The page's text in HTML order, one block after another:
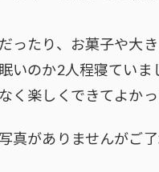
ったり、お菓子や大
いのか2人程寝ていま
く楽しくできてよかっ
真がありませんがご了